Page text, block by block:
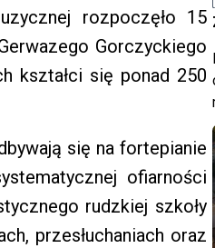
rozpoczęło 15
Gorczyckiego
kształci się ponad 250
się na fortepianie
ofiarności
rudzkiej szkoły
przesłuchaniach oraz